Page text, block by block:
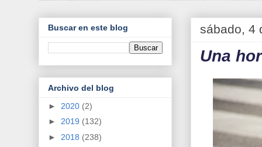
sábado, 4
Una
Buscar en este blog
Archivo del blog
► 2020 (2)
► 2019 (132)
► 2018 (238)